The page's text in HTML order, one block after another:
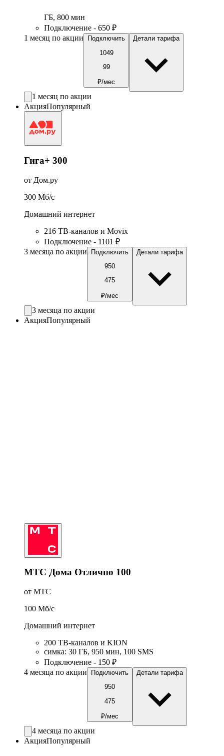
ГБ, 800 мин
Подключение - 650 ₽
1 месяц по акции
Подключить
1049
99
₽/мес
Детали тарифа
1 месяц по акции
АкцияПопулярный
Гига+ 300
от Дом.ру
300 Мб/c
Домашний интернет
216 ТВ-каналов и Movix
Подключение - 1101 ₽
3 месяца по акции
Подключить
950
475
₽/мес
Детали тарифа
3 месяца по акции
АкцияПопулярный
МТС Дома Отлично 100
от МТС
100 Мб/c
Домашний интернет
200 ТВ-каналов и KION
симка: 30 ГБ, 950 мин, 100 SMS
Подключение - 150 ₽
4 месяца по акции
Подключить
950
475
₽/мес
Детали тарифа
4 месяца по акции
АкцияПопулярный